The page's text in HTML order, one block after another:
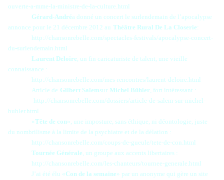
ouverte-a-mme-la-ministre-de-la-culture.html
Gérard-Andréa donné un concert le surlendemain de l’apocalypse
annonce pour le 21 décembre 2012 au Théâtre Rural De La Closerie:
http://chansonrebelle.com/spectacles-festivals/apocalypse-concert-
du-surlendemain.html
Laurent Deloire, un fin caricaturiste de talent, une vieille
connaissance :
http://chansonrebelle.com/mes-rencontres/laurent-deloire.html
Article de Gilbert Salemsur Michel Bühler, fort intéressant :
http://chansonrebelle.com/dossiers/article-de-salem-sur-michel-
buhler.html
«Tête de con», une imposture, sans éthique, ni déontologie, juste
du nombrilisme à la limite de la psychiatre et de la délation :
http://chansonrebelle.com/coups-de-gueule/tete-de-con.html
Tournée Générale, un groupe aux accents libertaires :
http://chansonrebelle.com/les-chanteurs/tournee-generale.html
J’ai été élu «Con de la semaine» par un anonyme qui gère un site